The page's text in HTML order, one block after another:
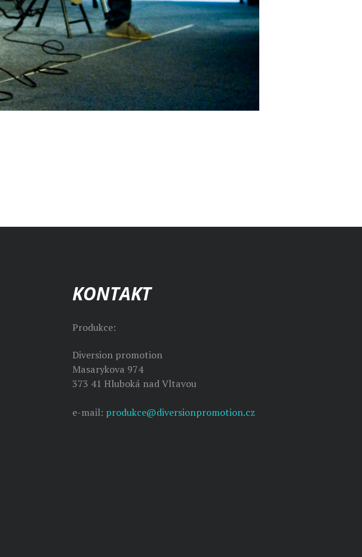
KONTAKT
Produkce:
Diversion promotion
Masarykova 974
373 41 Hluboká nad Vltavou
e-mail: produkce@diversionpromotion.cz